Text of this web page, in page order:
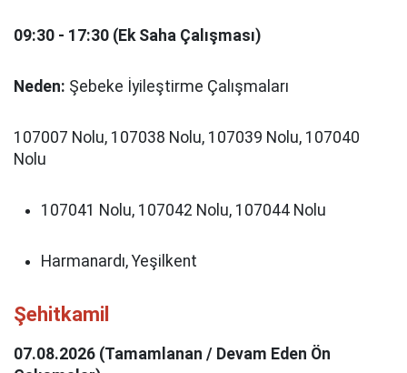
09:30 - 17:30 (Ek Saha Çalışması)
Neden: Şebeke İyileştirme Çalışmaları
107007 Nolu, 107038 Nolu, 107039 Nolu, 107040
Nolu
107041 Nolu, 107042 Nolu, 107044 Nolu
Harmanardı, Yeşilkent
Şehitkamil
07.08.2026 (Tamamlanan / Devam Eden Ön